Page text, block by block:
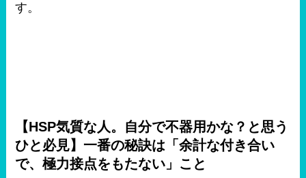
す。
【HSP気質な人。自分で不器用かな？と思う
ひと必見】一番の秘訣は「余計な付き合い
で、極力接点をもたない」こと